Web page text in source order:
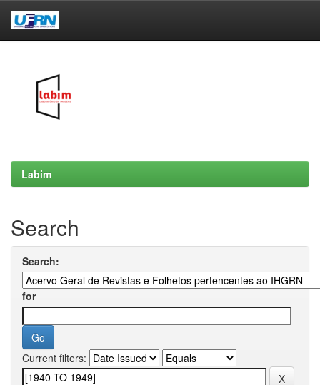
Labim
Search
Search:
for
Current filters: